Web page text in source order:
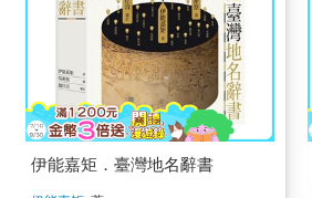
伊能嘉矩．臺灣地名辭書